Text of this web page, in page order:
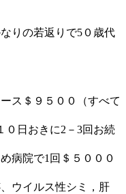
りの若返りで5０歳代
ス＄９５００（すべて
日おきに2－3回お続
病院で1回＄５０００
ウイルス性シミ，肝